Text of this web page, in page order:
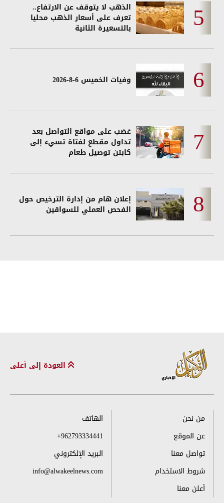
الذهب لا يتوقف عن الارتفاع..
تعرف على أسعار الذهب محليا
بالتسعيرة الثانية
وفيات الخميس 6-8-2026
غضب على مواقع التواصل بعد
تداول مقطع لفتاة تسيء إلى
كابتن توصيل طعام
إعلان هام من إدارة الترخيص حول
الفحص العملي للسواقين
العودة إلى أعلى
من نحن
عن الموقع
تواصل معنا
شروط الاستخدام
أعلن معنا
الهاتف
+962793334441
البريد الإلكتروني
info@alwakeelnews.com